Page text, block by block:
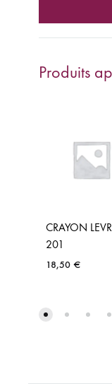
Produits
CRAYON
201
18,50 €